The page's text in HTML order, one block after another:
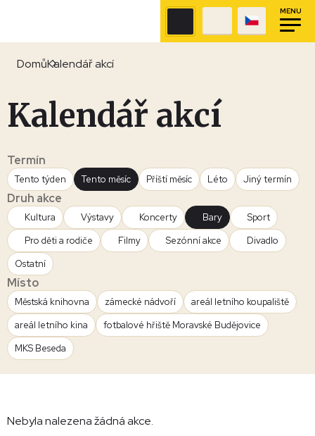
MENU
DomůKalendář akcí
Kalendář akcí
Termín
Tento týden Tento měsíc Příští měsíc Léto Jiný termín
Druh akce
Kultura Výstavy Koncerty Bary
Sport
Pro děti a rodiče
Filmy Sezónní akce
Divadlo
Ostatní
Místo
Městská knihovna zámecké nádvoří
areál letního koupaliště
areál letního kina
fotbalové hřiště Moravské Budějovice
MKS Beseda
Nebyla nalezena žádná akce.